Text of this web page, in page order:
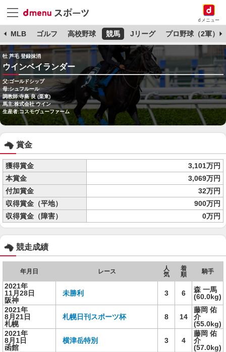
dメニュー
MLB ゴルフ 高校野球 競馬 Jリーグ プロ野球（2軍）
牡 芦毛 登録抹消
ウインベイランダー
父:ゴールドシップ
母:シュフルール
調教師:寺島 良 (栗東)
馬主:株式会社 ウイン
生産者:コスモヴューファーム
賞金
獲得賞金
3,101万円
本賞金
3,069万円
付加賞金
32万円
収得賞金（平地）
900万円
収得賞金（障害）
0万円
競走成績
年月日 レース
人
気
着
順
騎手
2021年
11月28日
阪神
未勝利 3 6
森 一馬
(60.0kg)
2021年
8月21日
札幌
札幌日刊スポーツ杯 8 14
藤岡 佑
介
(55.0kg)
2021年
8月1日
函館
横津岳特別 3 4
藤岡 佑
介
(57.0kg)